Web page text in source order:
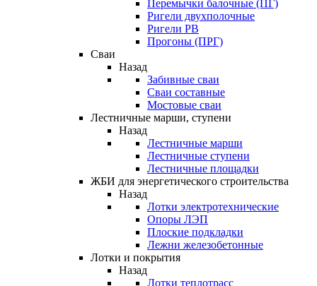
Перемычки балочные (ПГ)
Ригели двухполочные
Ригели РВ
Прогоны (ПРГ)
Сваи
Назад
Забивные сваи
Сваи составные
Мостовые сваи
Лестничные марши, ступени
Назад
Лестничные марши
Лестничные ступени
Лестничные площадки
ЖБИ для энергетического строительства
Назад
Лотки электротехнические
Опоры ЛЭП
Плоские подкладки
Лежни железобетонные
Лотки и покрытия
Назад
Лотки теплотрасс